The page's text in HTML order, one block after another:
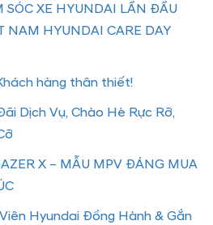
SÓC XE HYUNDAI LẦN ĐẦU
NAM HYUNDAI CARE DAY
hàng thân thiết!
Dịch Vụ, Chào Hè Rực Rỡ,
X – MẪU MPV ĐÁNG MUA
Hyundai Đồng Hành & Gắn